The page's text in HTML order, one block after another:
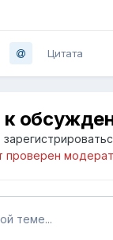
Цитата
к
проверен
теме...